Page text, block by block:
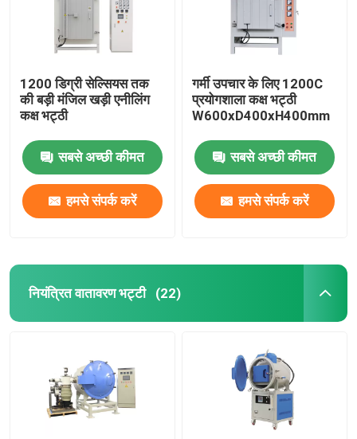
1200 डिग्री सेल्सियस तक
की बड़ी मंजिल खड़ी एनीलिंग
कक्ष भट्ठी
सबसे अच्छी कीमत
हमसे संपर्क करें
गर्मी उपचार के लिए 1200C
प्रयोगशाला कक्ष भट्ठी
W600xD400xH400mm
सबसे अच्छी कीमत
हमसे संपर्क करें
नियंत्रित वातावरण भट्टी (22)